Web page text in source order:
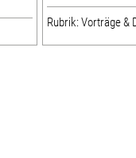
Rubrik: Vorträge &